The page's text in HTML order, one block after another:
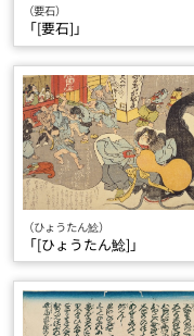
（要石）
「[要石]」
（ひょうたん鯰）
「[ひょうたん鯰]」